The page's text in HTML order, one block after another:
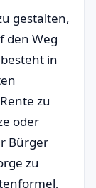
gestalten,
den Weg
in
zu
oder
Bürger
zu